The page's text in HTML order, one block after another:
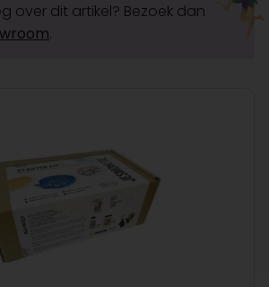
over dit artikel? Bezoek dan
.